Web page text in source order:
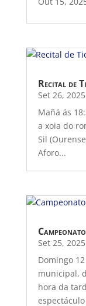
Recital de
Set 26, 2025
Mañá ás
a xoia do
Sil
Aforo...
Set 25, 2025
Domingo
municipal,
hora da